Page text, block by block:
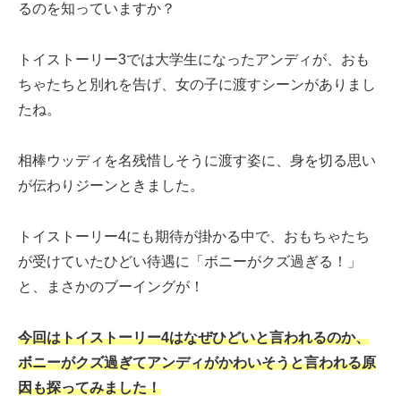
るのを知っていますか？
トイストーリー3では大学生になったアンディが、おも
ちゃたちと別れを告げ、女の子に渡すシーンがありまし
たね。
相棒ウッディを名残惜しそうに渡す姿に、身を切る思い
が伝わりジーンときました。
トイストーリー4にも期待が掛かる中で、おもちゃたち
が受けていたひどい待遇に「ボニーがクズ過ぎる！」
と、まさかのブーイングが！
今回はトイストーリー4はなぜひどいと言われるのか、
ボニーがクズ過ぎてアンディがかわいそうと言われる原
因も探ってみました！